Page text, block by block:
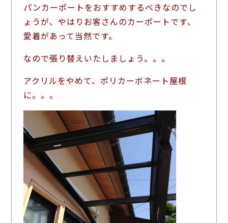
パンカーポートをおすすめするべきなのでし
ょうが、やはりお客さんのカーポートです、
愛着があって当然です。
なので張り替えいたしましょう。。。
アクリルをやめて、ポリカーボネート屋根
に。。。